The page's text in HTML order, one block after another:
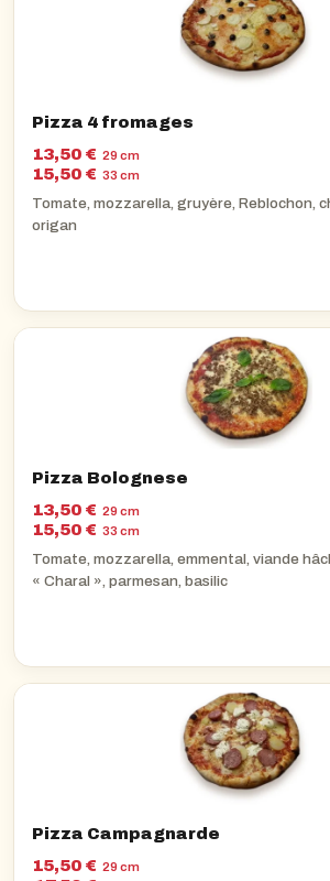
Pizza 4 fromages
13,50 € 29 cm
15,50 € 33 cm
Tomate, mozzarella, gruyère, Reblochon,
origan
Pizza Bolognese
13,50 € 29 cm
15,50 € 33 cm
Tomate, mozzarella, emmental, viande
« Charal », parmesan, basilic
Pizza Campagnarde
15,50 € 29 cm